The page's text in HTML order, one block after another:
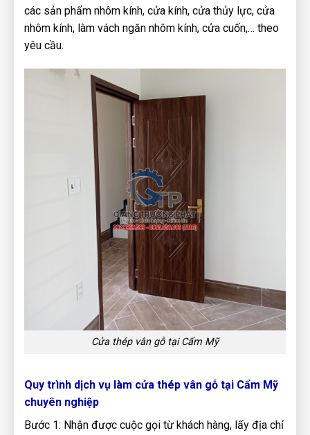
các sản phẩm nhôm kính, cửa kính, cửa thủy lực, cửa
nhôm kính, làm vách ngăn nhôm kính, cửa cuốn,… theo
yêu cầu.
Cửa thép vân gỗ tại Cẩm Mỹ
Quy trình dịch vụ làm cửa thép vân gỗ tại Cẩm Mỹ
chuyên nghiệp
Bước 1: Nhận được cuộc gọi từ khách hàng, lấy địa chỉ